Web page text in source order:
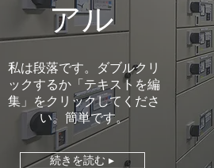
アル
私は段落です。ダブルクリ
ックするか「テキストを編
集」をクリックしてくださ
い。簡単です。
続きを読む ▸